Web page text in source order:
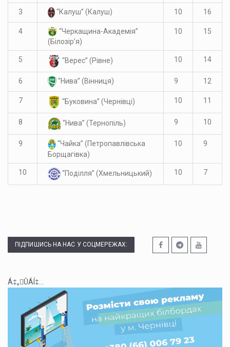
3 “Калуш” (Калуш) 10 16
4
“Черкащина-Академія”
(Білозір’я)
10 15
5 “Верес” (Рівне) 10 14
6 “Нива” (Вінниця) 9 12
7 “Буковина” (Чернівці) 10 11
8 “Нива” (Тернопіль) 9 10
9
“Чайка” (Петропавлівська
Борщагівка)
10 9
10 “Поділля” (Хмельницький) 10 7
ПІДПИШИСЬ НА НАС У СОЦМЕРЕЖАХ:
Á‡„ÛÁÍ‡...